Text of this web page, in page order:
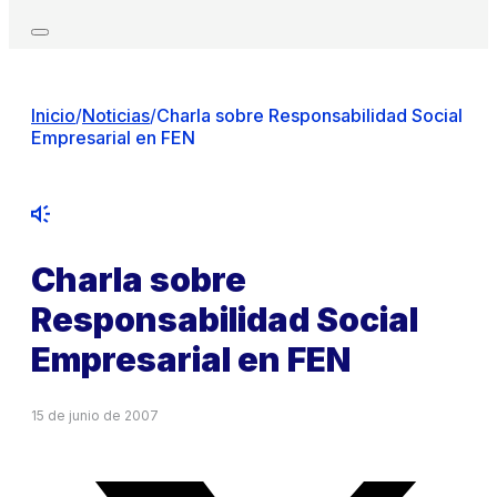
Inicio/Noticias/Charla sobre Responsabilidad Social
Empresarial en FEN
Charla sobre
Responsabilidad Social
Empresarial en FEN
15 de junio de 2007